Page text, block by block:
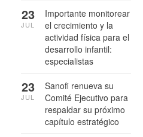
Importante monitorear
el crecimiento y la
actividad física para el
desarrollo infantil:
especialistas
23
JUL
Sanofi renueva su
Comité Ejecutivo para
respaldar su próximo
capítulo estratégico
23
JUL